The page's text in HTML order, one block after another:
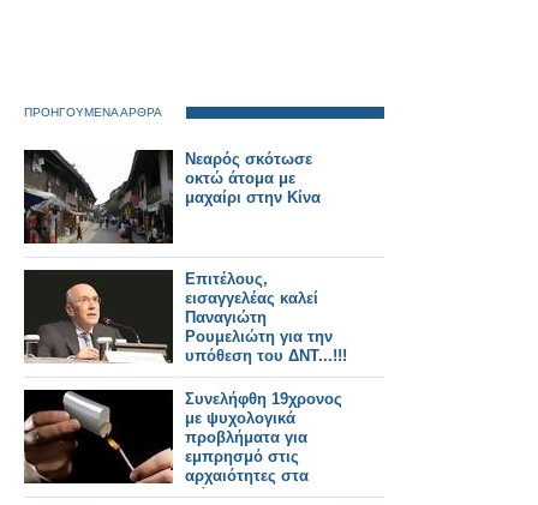
ΠΡΟΗΓΟΥΜΕΝΑ ΑΡΘΡΑ
Νεαρός σκότωσε
οκτώ άτομα με
μαχαίρι στην Κίνα
Επιτέλους,
εισαγγελέας καλεί
Παναγιώτη
Ρουμελιώτη για την
υπόθεση του ΔΝΤ...!!!
Συνελήφθη 19χρονος
με ψυχολογικά
προβλήματα για
εμπρησμό στις
αρχαιότητες στα
Μάλια